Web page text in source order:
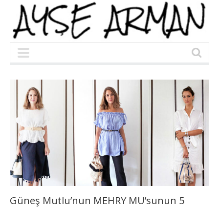
Güneş Mutlu’nun MEHRY MU’sunun 5